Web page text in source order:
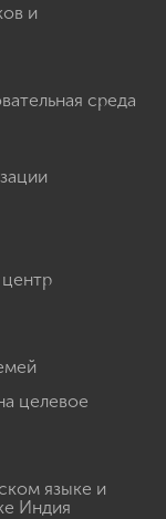
и
среда
целевое
языке и
Индия